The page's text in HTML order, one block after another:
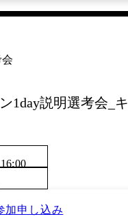
1day説明選考会_キ
加申し込み